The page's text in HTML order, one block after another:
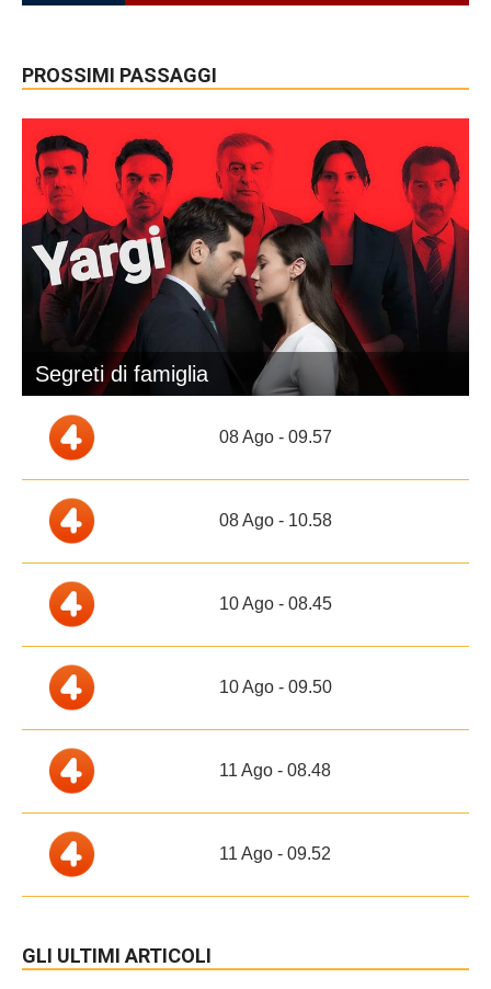
PROSSIMI PASSAGGI
Segreti di famiglia
08 Ago - 09.57
08 Ago - 10.58
10 Ago - 08.45
10 Ago - 09.50
11 Ago - 08.48
11 Ago - 09.52
GLI ULTIMI ARTICOLI